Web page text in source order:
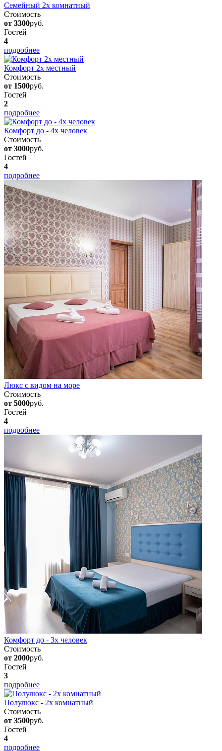
Семейный 2х комнатный
Стоимость
от 3300руб.
Гостей
4
подробнее
Комфорт 2х местный
Стоимость
от 1500руб.
Гостей
2
подробнее
Комфорт до - 4х человек
Стоимость
от 3000руб.
Гостей
4
подробнее
Люкс с видом на море
Стоимость
от 5000руб.
Гостей
4
подробнее
Комфорт до - 3х человек
Стоимость
от 2000руб.
Гостей
3
подробнее
Полулюкс - 2х комнатный
Стоимость
от 3500руб.
Гостей
4
подробнее